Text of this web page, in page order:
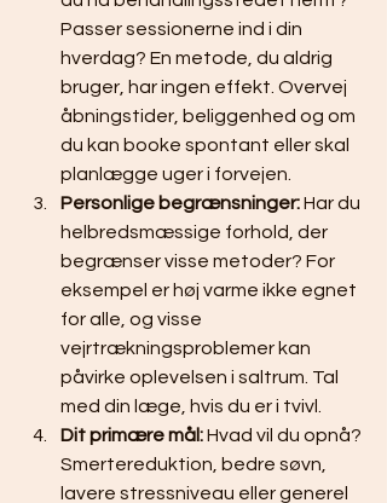
Passer sessionerne ind i din
hverdag? En metode, du aldrig
bruger, har ingen effekt. Overvej
åbningstider, beliggenhed og om
du kan booke spontant eller skal
planlægge uger i forvejen.
Personlige begrænsninger: Har du
helbredsmæssige forhold, der
begrænser visse metoder? For
eksempel er høj varme ikke egnet
for alle, og visse
vejrtrækningsproblemer kan
påvirke oplevelsen i saltrum. Tal
med din læge, hvis du er i tvivl.
Dit primære mål: Hvad vil du opnå?
Smertereduktion, bedre søvn,
lavere stressniveau eller generel